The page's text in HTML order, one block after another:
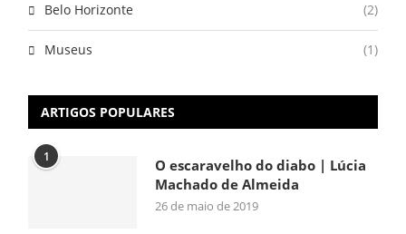
Belo Horizonte (2)
Museus (1)
ARTIGOS POPULARES
1
O escaravelho do diabo | Lúcia
Machado de Almeida
26 de maio de 2019